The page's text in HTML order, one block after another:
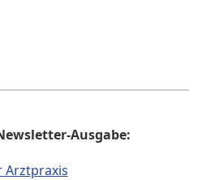
Ausgabe:
Arztpraxis